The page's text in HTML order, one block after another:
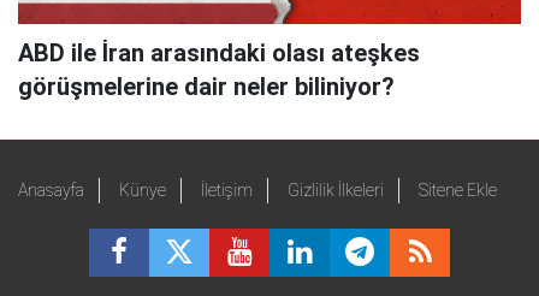
ABD ile İran arasındaki olası ateşkes
görüşmelerine dair neler biliniyor?
Anasayfa Künye İletişim Gizlilik İlkeleri Sitene Ekle